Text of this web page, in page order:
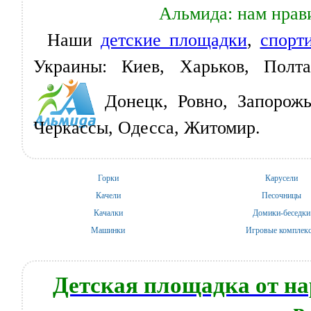
Альмида: нам
Наши детские площадки,
Украины: Киев, Харьков,
Донецк, Ровно,
Черкассы, Одесса, Житомир.
Горки
Качели
Качалки
Машинки
Карусели
Песочницы
Домики-беседки
Игровые
Детская площадка от